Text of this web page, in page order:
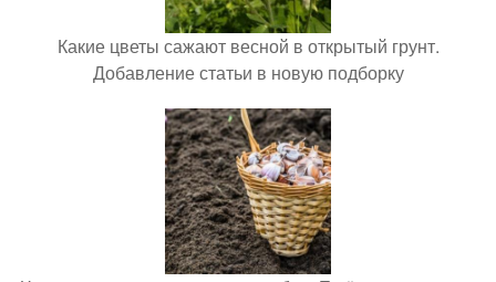
Какие цветы сажают весной в открытый грунт.
Добавление статьи в новую подборку